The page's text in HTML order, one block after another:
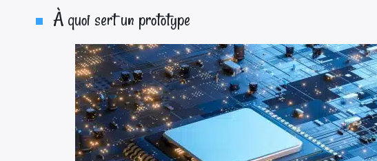
À quoi sert un prototype